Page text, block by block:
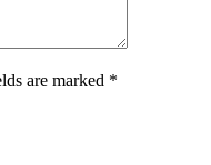
are marked *